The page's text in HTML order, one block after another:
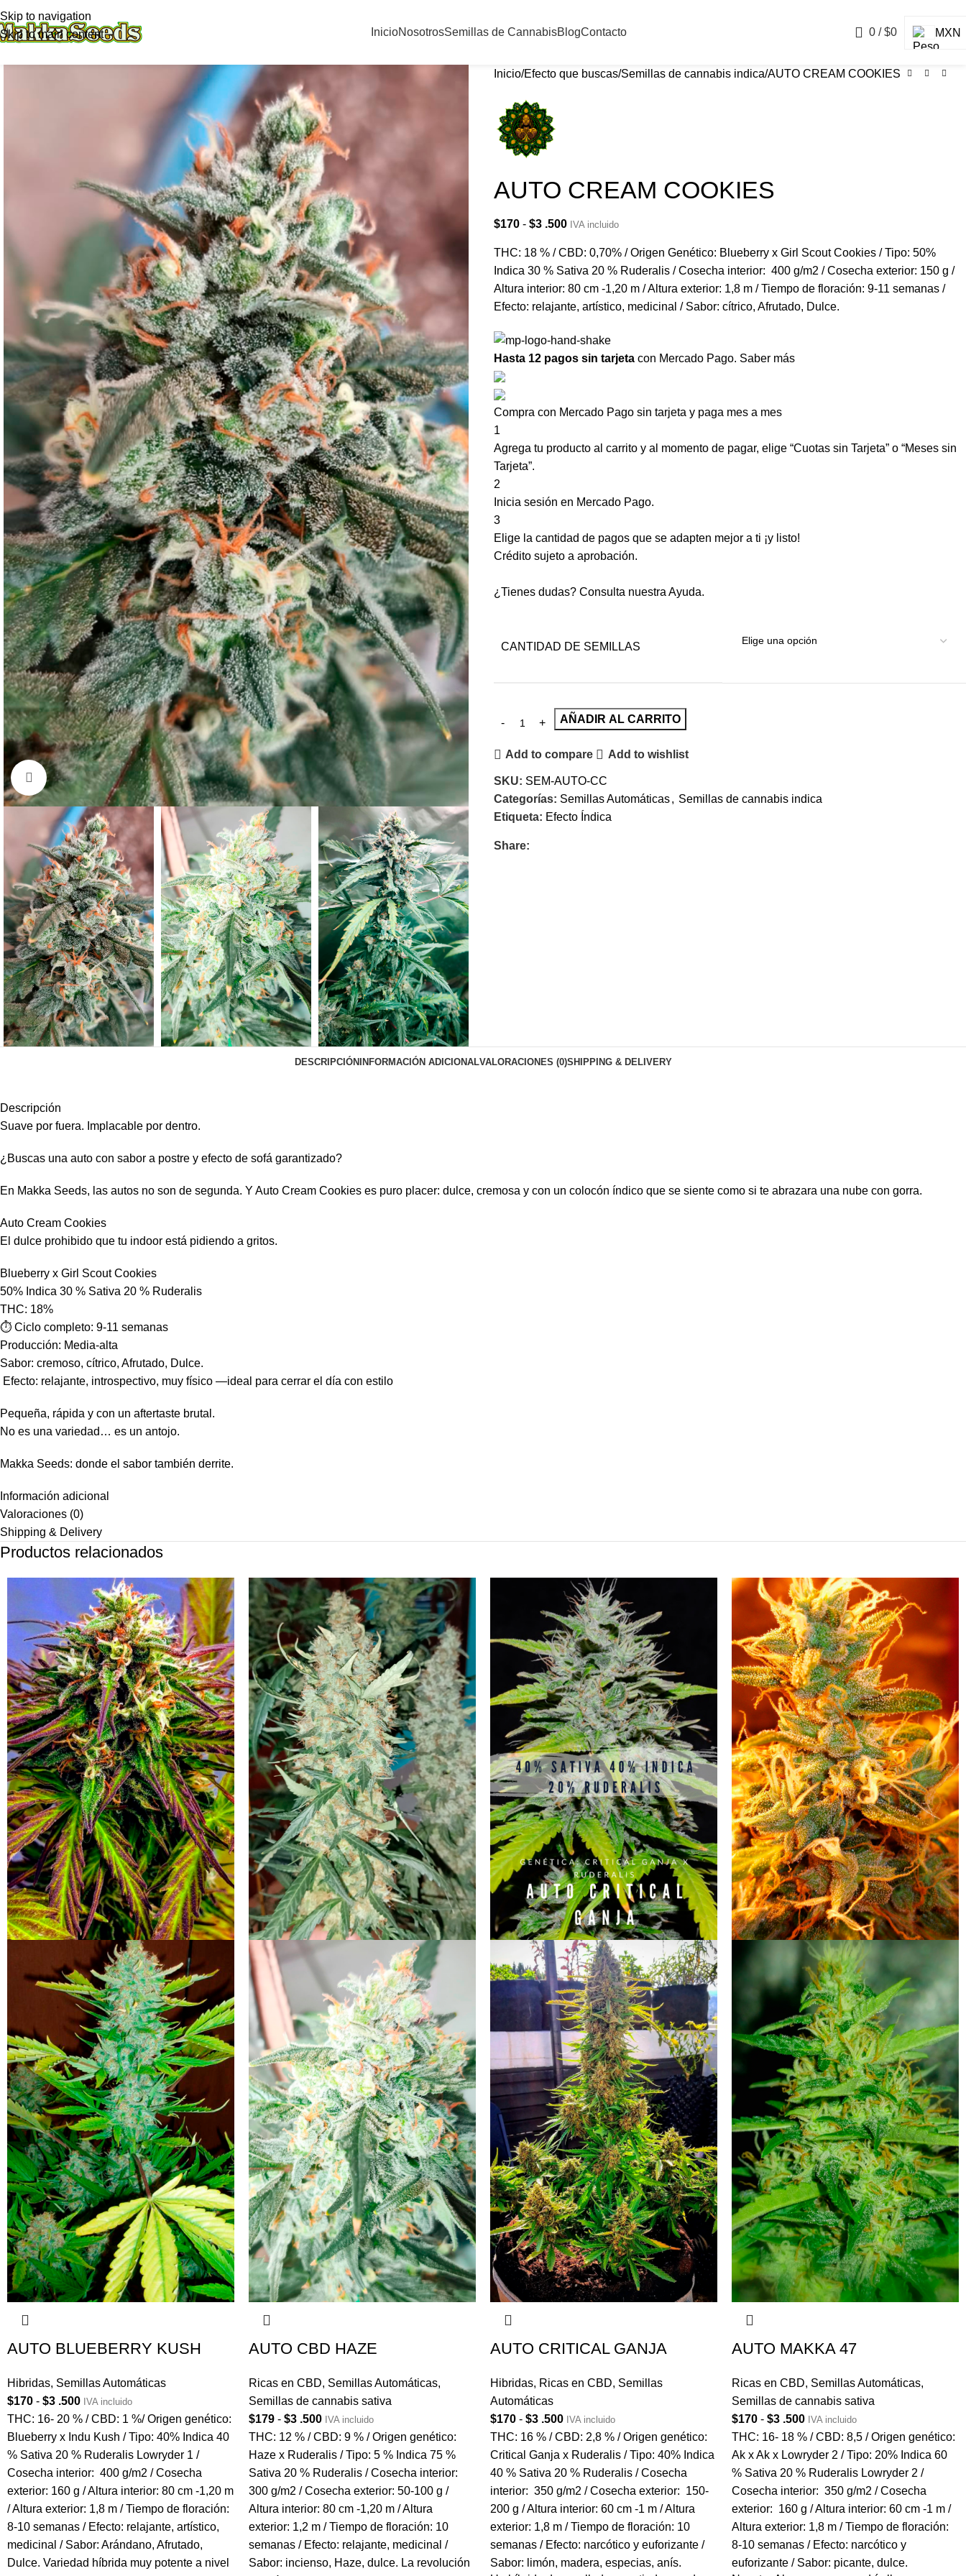
Skip to navigation
Skip to main content
InicioNosotrosSemillas de CannabisBlogContacto 0 / $0 MXN
Click to enlarge
Inicio Efecto que buscas Semillas de cannabis indica AUTO CREAM COOKIES
AUTO CREAM COOKIES
$170 - $3 .500 IVA incluido
THC: 18 % / CBD: 0,70% / Origen Genético: Blueberry x Girl Scout Cookies / Tipo: 50%
Indica 30 % Sativa 20 % Ruderalis / Cosecha interior: 400 g/m2 / Cosecha exterior: 150 g /
Altura interior: 80 cm -1,20 m / Altura exterior: 1,8 m / Tiempo de floración: 9-11 semanas /
Efecto: relajante, artístico, medicinal / Sabor: cítrico, Afrutado, Dulce.
Hasta 12 pagos sin tarjeta con Mercado Pago. Saber más
Compra con Mercado Pago sin tarjeta y paga mes a mes
1
Agrega tu producto al carrito y al momento de pagar, elige “Cuotas sin Tarjeta” o “Meses sin
Tarjeta”.
2
Inicia sesión en Mercado Pago.
3
Elige la cantidad de pagos que se adapten mejor a ti ¡y listo!
Crédito sujeto a aprobación.
¿Tienes dudas? Consulta nuestra Ayuda.
CANTIDAD DE SEMILLAS
AÑADIR AL CARRITO
Add to compare Add to wishlist
SKU: SEM-AUTO-CC
Categorías: Semillas Automáticas, Semillas de cannabis indica
Etiqueta: Efecto Índica
Share:
DESCRIPCIÓN INFORMACIÓN ADICIONALVALORACIONES (0)SHIPPING & DELIVERY
Descripción
Suave por fuera. Implacable por dentro.
¿Buscas una auto con sabor a postre y efecto de sofá garantizado?
En Makka Seeds, las autos no son de segunda. Y Auto Cream Cookies es puro placer: dulce, cremosa y con un colocón índico que se siente como si te abrazara una nube con gorra.
Auto Cream Cookies
El dulce prohibido que tu indoor está pidiendo a gritos.
Blueberry x Girl Scout Cookies
50% Indica 30 % Sativa 20 % Ruderalis
THC: 18%
⏱ Ciclo completo: 9-11 semanas
Producción: Media-alta
Sabor: cremoso, cítrico, Afrutado, Dulce.
️ Efecto: relajante, introspectivo, muy físico —ideal para cerrar el día con estilo
Pequeña, rápida y con un aftertaste brutal.
No es una variedad… es un antojo.
Makka Seeds: donde el sabor también derrite.
Información adicional
Valoraciones (0)
Shipping & Delivery
Productos relacionados
AUTO BLUEBERRY KUSH
Hibridas, Semillas Automáticas
$170 - $3 .500 IVA incluido
THC: 16- 20 % / CBD: 1 %/ Origen genético:
Blueberry x Indu Kush / Tipo: 40% Indica 40
% Sativa 20 % Ruderalis Lowryder 1 /
Cosecha interior: 400 g/m2 / Cosecha
exterior: 160 g / Altura interior: 80 cm -1,20 m
/ Altura exterior: 1,8 m / Tiempo de floración:
8-10 semanas / Efecto: relajante, artístico,
medicinal / Sabor: Arándano, Afrutado,
Dulce. Variedad híbrida muy potente a nivel
AUTO CBD HAZE
Ricas en CBD, Semillas Automáticas,
Semillas de cannabis sativa
$179 - $3 .500 IVA incluido
THC: 12 % / CBD: 9 % / Origen genético:
Haze x Ruderalis / Tipo: 5 % Indica 75 %
Sativa 20 % Ruderalis / Cosecha interior:
300 g/m2 / Cosecha exterior: 50-100 g /
Altura interior: 80 cm -1,20 m / Altura
exterior: 1,2 m / Tiempo de floración: 10
semanas / Efecto: relajante, medicinal /
Sabor: incienso, Haze, dulce. La revolución
AUTO CRITICAL GANJA
Hibridas, Ricas en CBD, Semillas
Automáticas
$170 - $3 .500 IVA incluido
THC: 16 % / CBD: 2,8 % / Origen genético:
Critical Ganja x Ruderalis / Tipo: 40% Indica
40 % Sativa 20 % Ruderalis / Cosecha
interior: 350 g/m2 / Cosecha exterior: 150-
200 g / Altura interior: 60 cm -1 m / Altura
exterior: 1,8 m / Tiempo de floración: 10
semanas / Efecto: narcótico y euforizante /
Sabor: limón, madera, especias, anís.
AUTO MAKKA 47
Ricas en CBD, Semillas Automáticas,
Semillas de cannabis sativa
$170 - $3 .500 IVA incluido
THC: 16- 18 % / CBD: 8,5 / Origen genético:
Ak x Ak x Lowryder 2 / Tipo: 20% Indica 60
% Sativa 20 % Ruderalis Lowryder 2 /
Cosecha interior: 350 g/m2 / Cosecha
exterior: 160 g / Altura interior: 60 cm -1 m /
Altura exterior: 1,8 m / Tiempo de floración:
8-10 semanas / Efecto: narcótico y
euforizante / Sabor: picante, dulce.